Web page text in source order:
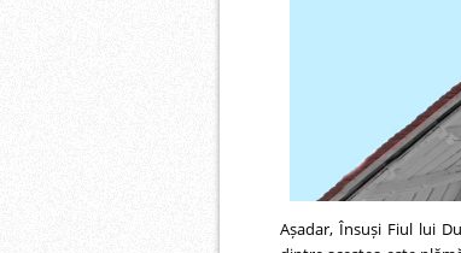
Așadar, Însuși Fiul lui